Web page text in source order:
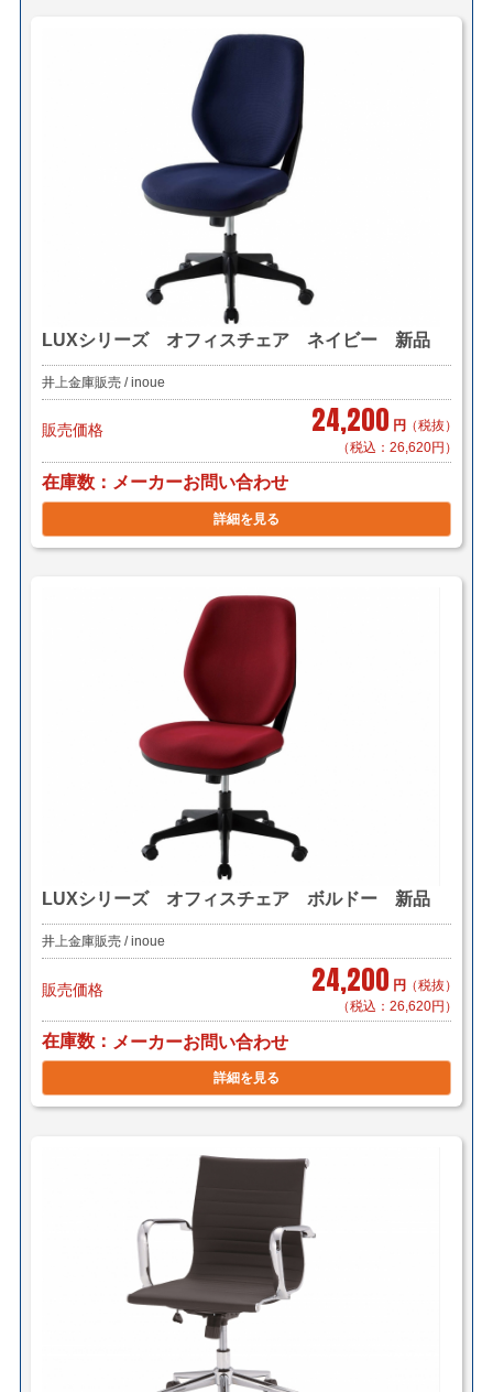
LUXシリーズ オフィスチェア ネイビー 新品
井上金庫販売 / inoue
販売価格 24,200 円 （税抜）
（税込：26,620円）
在庫数 メーカーお問い合わせ
詳細を見る
LUXシリーズ オフィスチェア ボルドー 新品
井上金庫販売 / inoue
販売価格 24,200 円 （税抜）
（税込：26,620円）
在庫数 メーカーお問い合わせ
詳細を見る